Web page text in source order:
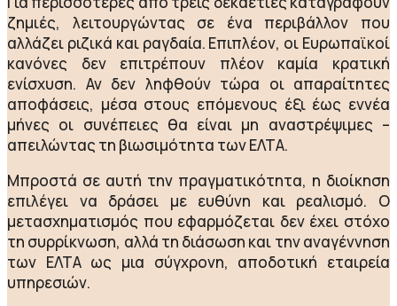
ζημιές, λειτουργώντας σε ένα περιβάλλον που
αλλάζει ριζικά και ραγδαία. Επιπλέον, οι Ευρωπαϊκοί
κανόνες δεν επιτρέπουν πλέον καμία κρατική
ενίσχυση. Αν δεν ληφθούν τώρα οι απαραίτητες
αποφάσεις, μέσα στους επόμενους έξι έως εννέα
μήνες οι συνέπειες θα είναι μη αναστρέψιμες –
απειλώντας τη βιωσιμότητα των ΕΛΤΑ.
Μπροστά σε αυτή την πραγματικότητα, η διοίκηση
επιλέγει να δράσει με ευθύνη και ρεαλισμό. Ο
μετασχηματισμός που εφαρμόζεται δεν έχει στόχο
τη συρρίκνωση, αλλά τη διάσωση και την αναγέννηση
των ΕΛΤΑ ως μια σύγχρονη, αποδοτική εταιρεία
υπηρεσιών.